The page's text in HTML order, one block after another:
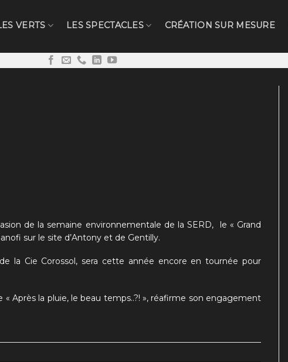
VERTS LES SPECTACLES CRÉATION SUR MESURE
de la semaine environnementale de la SERD, le « Grand
sur le site d’Antony et de Gentilly.
la Cie Corossol, sera cette année encore en tournée pour
« Après la pluie, le beau temps..?! », réafirme son engagement